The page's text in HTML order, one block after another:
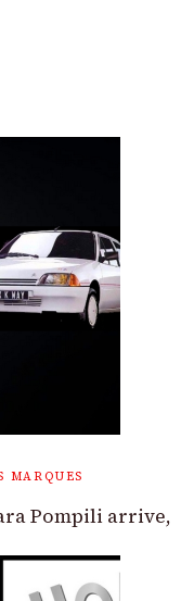
MARQUES
Pompili arrive,